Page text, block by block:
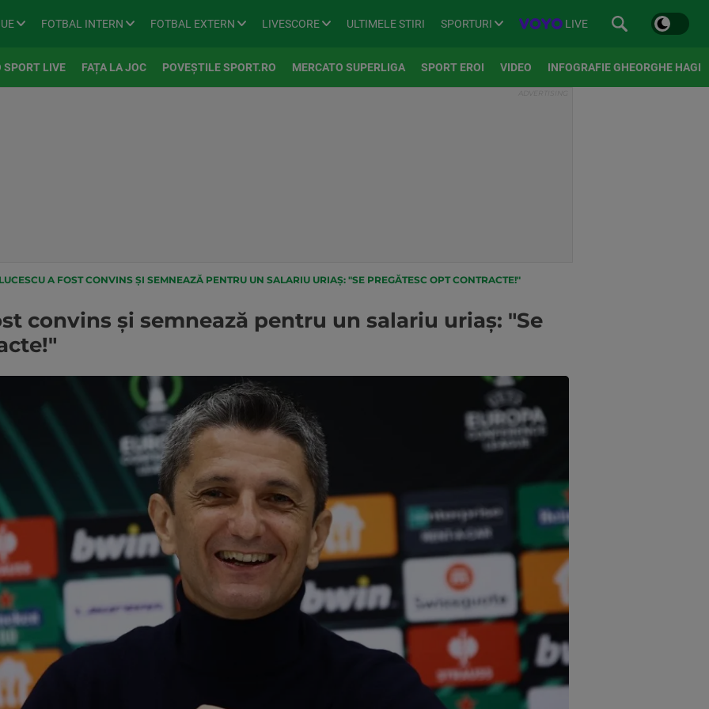
FOTBAL INTERN FOTBAL EXTERN LIVESCORE ULTIMELE STIRI SPORTURI LIVE
SPORT LIVE FAȚA LA JOC POVEȘTILE SPORT.RO MERCATO SUPERLIGA SPORT EROI VIDEO INFOGRAFIE GHEORGHE HAGI
A FOST CONVINS ȘI SEMNEAZĂ PENTRU UN SALARIU URIAȘ: "SE PREGĂTESC OPT CONTRACTE!"
convins și semnează pentru un salariu uriaș: "Se